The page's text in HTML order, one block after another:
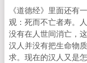
《道德经》里面还有
观：死而不亡者寿。
没有在人世间消亡，
汉人并没有把生命物
求。现在的汉人又是